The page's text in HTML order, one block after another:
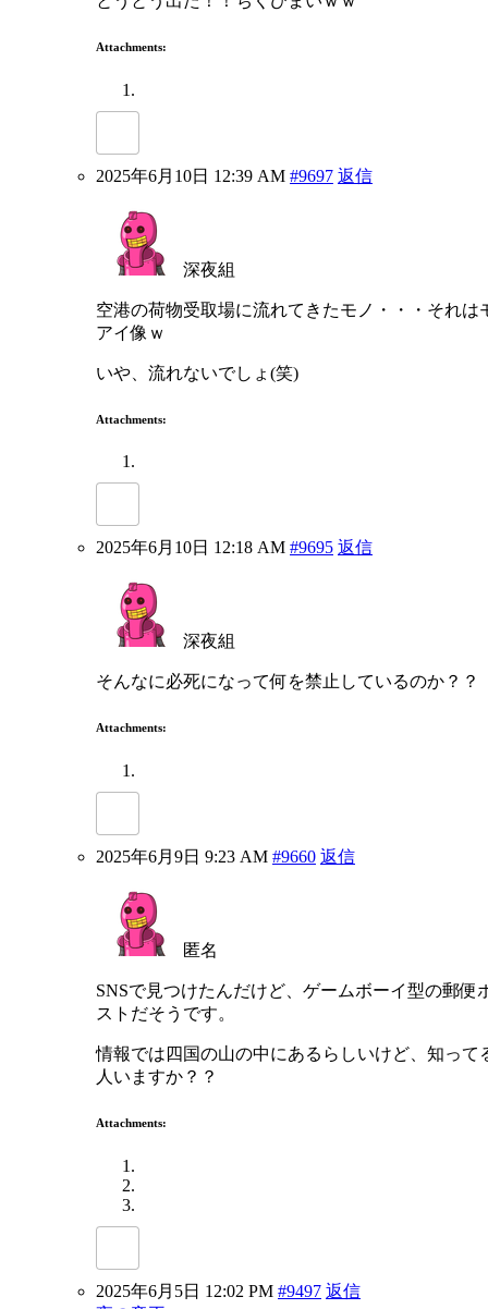
Attachments:
2025年6月10日 12:39 AM #9697 返信
深夜組
空港の荷物受取場に流れてきたモノ・・・それは
アイ像ｗ
いや、流れないでしょ(笑)
Attachments:
2025年6月10日 12:18 AM #9695 返信
深夜組
そんなに必死になって何を禁止しているのか？？
Attachments:
2025年6月9日 9:23 AM #9660 返信
匿名
SNSで見つけたんだけど、ゲームボーイ型の郵便
ストだそうです。
情報では四国の山の中にあるらしいけど、知って
人いますか？？
Attachments:
2025年6月5日 12:02 PM #9497 返信